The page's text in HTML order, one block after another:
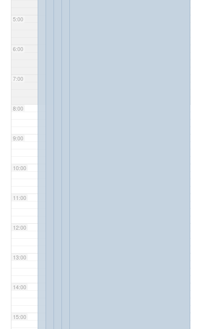
5:00
6:00
7:00
8:00
9:00
10:00
11:00
12:00
13:00
14:00
15:00